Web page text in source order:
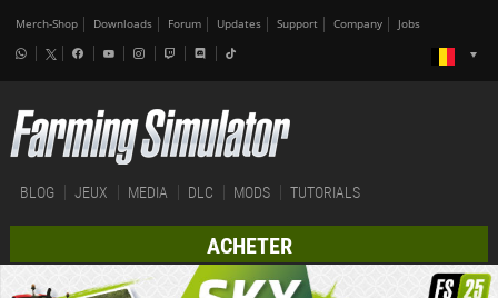
Merch-Shop Downloads Forum Updates Support Company Jobs
BLOG JEUX MEDIA DLC MODS TUTORIALS
ACHETER